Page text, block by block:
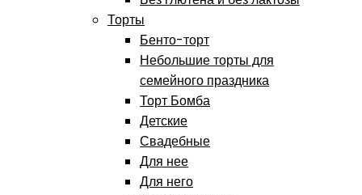
Торты
Бенто-торт
Небольшие торты для
семейного праздника
Торт Бомба
Детские
Свадебные
Для нее
Для него